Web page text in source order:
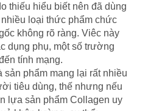
thiếu hiểu biết nên đã dùng
loại thức phẩm chức
không rõ ràng. Viêc này
dụng phụ, một số trường
tính mạng.
sản phẩm mang lại rất nhiều
tiêu dùng, thế nhưng nếu
lựa sản phẩm Collagen uy